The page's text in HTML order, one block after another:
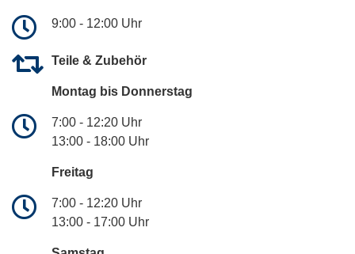
9:00 - 12:00 Uhr
Teile & Zubehör
Montag bis Donnerstag
7:00 - 12:20 Uhr
13:00 - 18:00 Uhr
Freitag
7:00 - 12:20 Uhr
13:00 - 17:00 Uhr